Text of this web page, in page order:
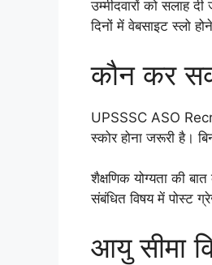
उम्मीदवारों को सलाह
दिनों में वेबसाइट स्लो
कौन कर
UPSSSC ASO
स्कोर होना जरूरी है।
शैक्षणिक योग्यता की
संबंधित विषय में पोस्ट
आयु सीमा